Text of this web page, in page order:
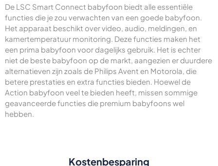
De LSC Smart Connect babyfoon biedt alle essentiële
functies die je zou verwachten van een goede babyfoon.
Het apparaat beschikt over video, audio, meldingen, en
kamertemperatuur monitoring. Deze functies maken het
een prima babyfoon voor dagelijks gebruik. Het is echter
niet de beste babyfoon op de markt, aangezien er duurdere
alternatieven zijn zoals de Philips Avent en Motorola, die
betere prestaties en extra functies bieden. Hoewel de
Action babyfoon veel te bieden heeft, missen sommige
geavanceerde functies die premium babyfoons wel
hebben.
Kostenbesparing